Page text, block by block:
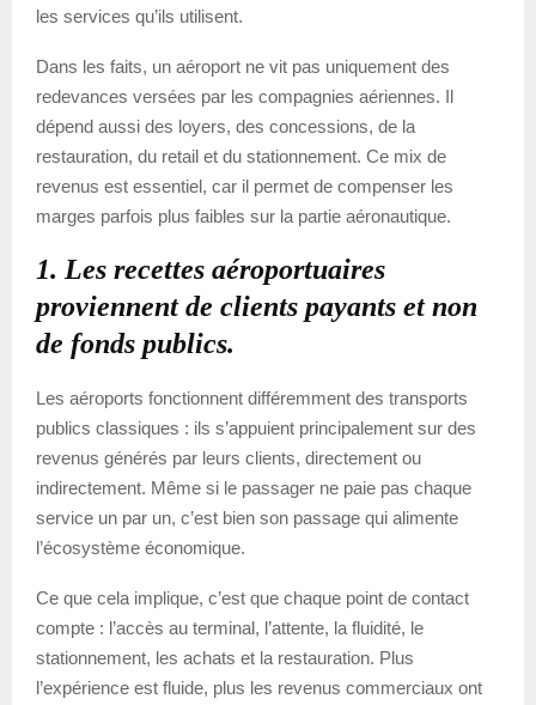
les services qu’ils utilisent.
Dans les faits, un aéroport ne vit pas uniquement des
redevances versées par les compagnies aériennes. Il
dépend aussi des loyers, des concessions, de la
restauration, du retail et du stationnement. Ce mix de
revenus est essentiel, car il permet de compenser les
marges parfois plus faibles sur la partie aéronautique.
1. Les recettes aéroportuaires
proviennent de clients payants et non
de fonds publics.
Les aéroports fonctionnent différemment des transports
publics classiques : ils s’appuient principalement sur des
revenus générés par leurs clients, directement ou
indirectement. Même si le passager ne paie pas chaque
service un par un, c’est bien son passage qui alimente
l’écosystème économique.
Ce que cela implique, c’est que chaque point de contact
compte : l’accès au terminal, l’attente, la fluidité, le
stationnement, les achats et la restauration. Plus
l’expérience est fluide, plus les revenus commerciaux ont